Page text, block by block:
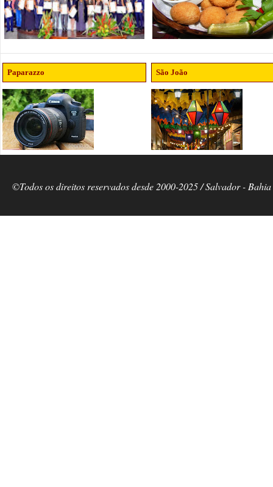
Paparazzo São João
©Todos os direitos reservados desde 2000-2025 / Salvador -